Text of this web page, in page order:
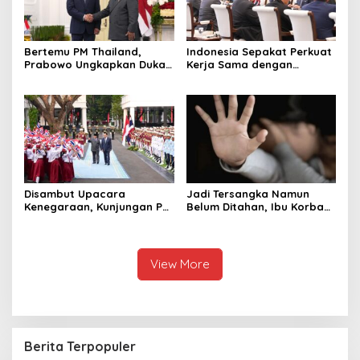
Bertemu PM Thailand,
Prabowo Ungkapkan Duka
Raja Thailand
Indonesia Sepakat Perkuat
Kerja Sama dengan
Disambut Upacara
Kenegaraan, Kunjungan PM
Jadi Tersangka Namun
Belum Ditahan, Ibu Korban
Kasus Rudapksa Sampai
Anaknya Hamil
View More
Berita Terpopuler